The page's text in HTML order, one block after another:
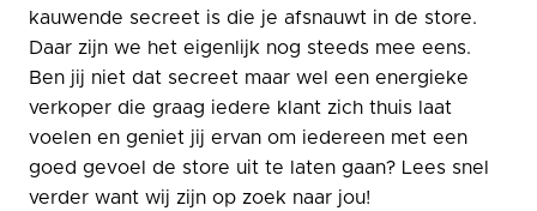
kauwende secreet is die je afsnauwt in de store.
Daar zijn we het eigenlijk nog steeds mee eens.
Ben jij niet dat secreet maar wel een energieke
verkoper die graag iedere klant zich thuis laat
voelen en geniet jij ervan om iedereen met een
goed gevoel de store uit te laten gaan? Lees snel
verder want wij zijn op zoek naar jou!